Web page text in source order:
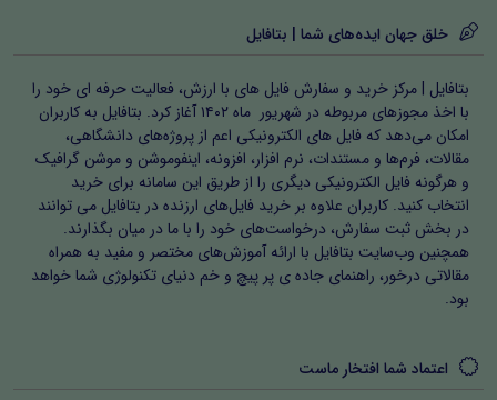
خلق جهان ایده‌های شما | بتافایل
بتافایل | مرکز خرید و سفارش فایل های با ارزش، فعالیت حرفه ای خود را
با اخذ مجوزهای مربوطه در شهریور ماه ۱۴۰۲ آغاز کرد. بتافایل به کاربران
امکان می‌دهد که فایل های الکترونیکی اعم از پروژه‌های دانشگاهی،
مقالات، فرم‌ها و مستندات، نرم افزار، افزونه، اینفوموشن و موشن گرافیک
و هرگونه فایل الکترونیکی دیگری را از طریق این سامانه برای خرید
انتخاب کنید. کاربران علاوه بر خرید فایل‌های ارزنده در بتافایل می توانند
در بخش ثبت سفارش، درخواست‌های خود را با ما در میان بگذارند.
همچنین وب‌سایت بتافایل با ارائه آموزش‌های مختصر و مفید به همراه
مقالاتی درخور، راهنمای جاده ی پر پیچ و خم دنیای تکنولوژی شما خواهد
بود.
اعتماد شما افتخار ماست